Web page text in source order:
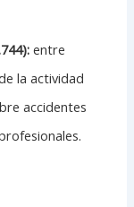
entre
la actividad
accidentes